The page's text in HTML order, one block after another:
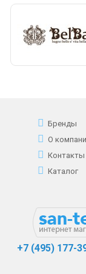
Бренды
О
Контакты
Каталог
+7 (495) 177-